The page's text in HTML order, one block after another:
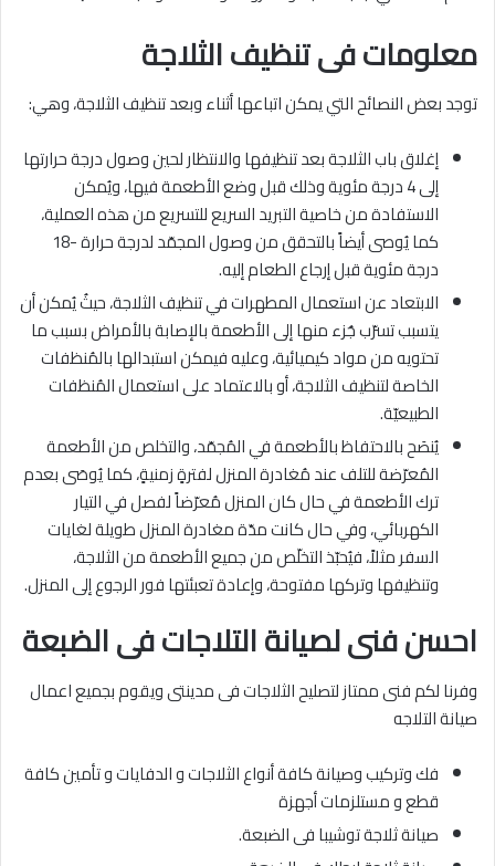
معلومات فى تنظيف الثلاجة
توجد بعض النصائح التي يمكن اتباعها أثناء وبعد تنظيف الثلاجة، وهي:
إغلاق باب الثلاجة بعد تنظيفها والانتظار لحين وصول درجة حرارتها
إلى 4 درجة مئوية وذلك قبل وضع الأطعمة فيها، ويُمكن
الاستفادة من خاصية التبريد السريع للتسريع من هذه العملية،
كما يُوصى أيضاً بالتحقق من وصول المجمّد لدرجة حرارة -18
درجة مئوية قبل إرجاع الطعام إليه.
الابتعاد عن استعمال المطهرات في تنظيف الثلاجة، حيثُ يُمكن أن
يتسبب تسرّب جُزء منها إلى الأطعمة بالإصابة بالأمراض بسبب ما
تحتويه من مواد كيميائية، وعليه فيمكن استبدالها بالمُنظفات
الخاصة لتنظيف الثلاجة، أو بالاعتماد على استعمال المُنظفات
الطبيعيّة.
يُنصَح بالاحتفاظ بالأطعمة في المُجمّد، والتخلص من الأطعمة
المُعرّضة للتلف عند مُغادرة المنزل لفترةٍ زمنيةٍ، كما يُوصَى بعدم
ترك الأطعمة في حال كان المنزل مُعرّضاً لفصل في التيار
الكهربائي، وفي حال كانت مدّة مغادرة المنزل طويلة لغايات
السفر مثلاً، فيُحبّذ التخلّص من جميع الأطعمة من الثلاجة،
وتنظيفها وتركها مفتوحة، وإعادة تعبئتها فور الرجوع إلى المنزل.
احسن فنى لصيانة التلاجات فى الضبعة
وفرنا لكم فنى ممتاز لتصليح الثلاجات فى مدينتى ويقوم بجميع اعمال
صيانة التلاجه
فك وتركيب وصيانة كافة أنواع الثلاجات و الدفايات و تأمين كافة
قطع و مستلزمات أجهزة
صيانة ثلاجة توشيبا فى الضبعة.